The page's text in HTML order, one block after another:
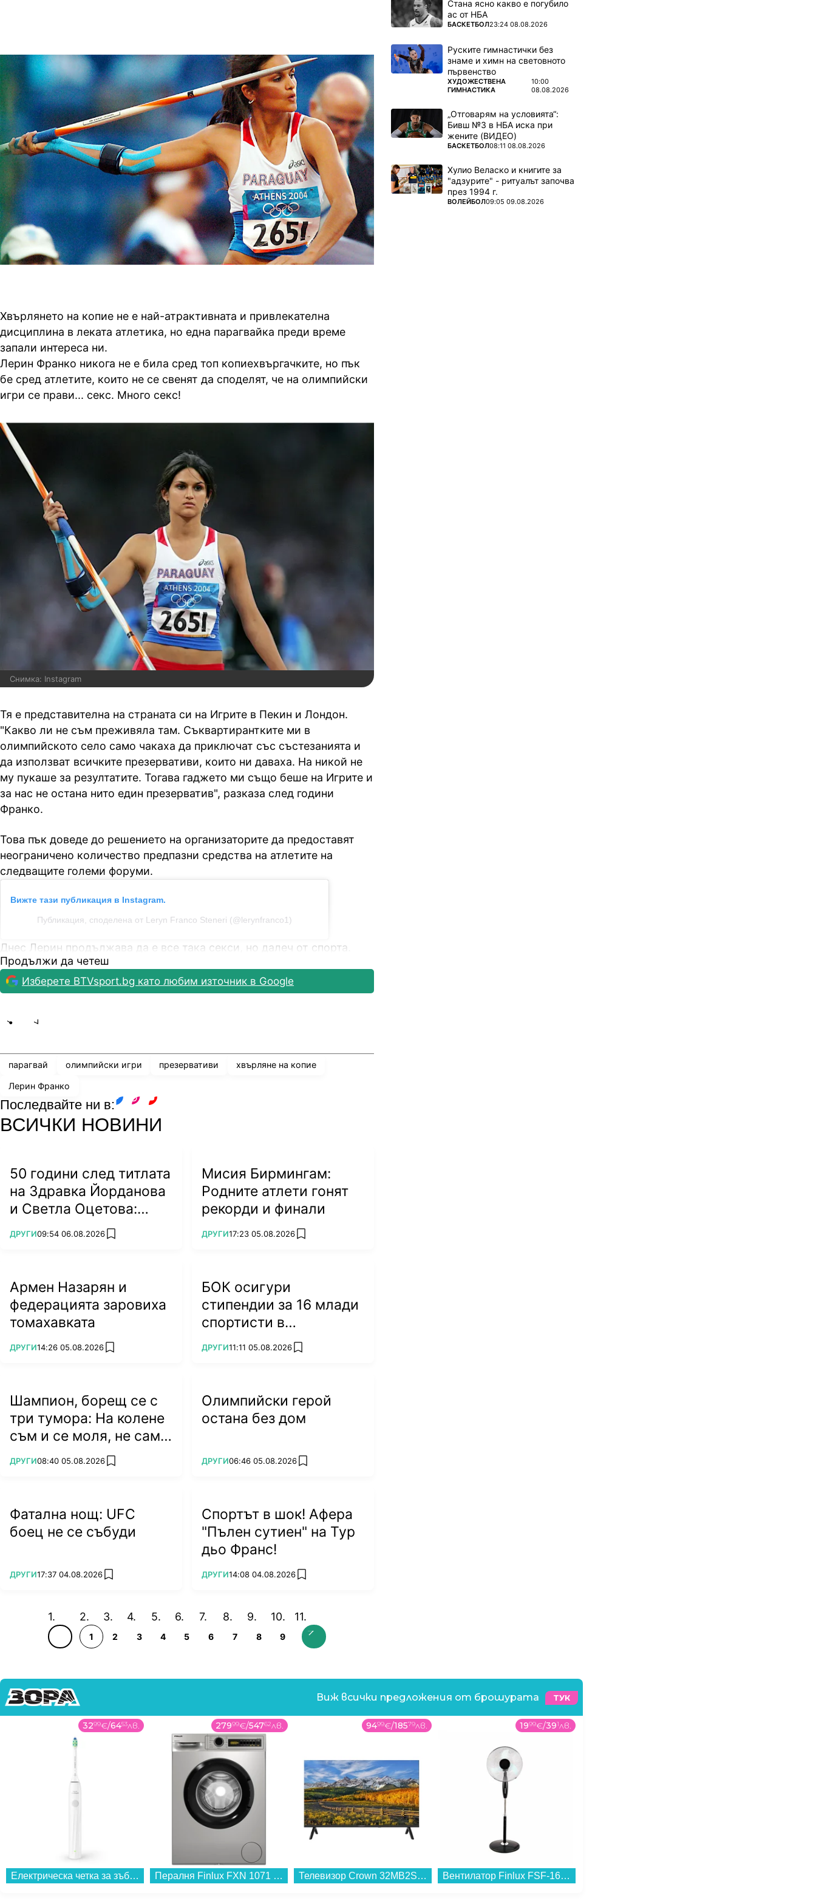
Хвърлянето на копие не е най-атрактивната и привлекателна
дисциплина в леката атлетика, но една парагвайка преди време
запали интереса ни.
Лерин Франко никога не е била сред топ копиехвъргачките, но пък
бе сред атлетите, които не се свенят да споделят, че на олимпийски
игри се прави... секс. Много секс!
Снимка: Instagram
Тя е представителна на страната си на Игрите в Пекин и Лондон.
"Какво ли не съм преживяла там. Съквартирантките ми в
олимпийското село само чакаха да приключат със състезанията и
да използват всичките презервативи, които ни даваха. На никой не
му пукаше за резултатите. Тогава гаджето ми също беше на Игрите и
за нас не остана нито един презерватив", разказа след години
Франко.
Това пък доведе до решението на организаторите да предоставят
неограничено количество предпазни средства на атлетите на
следващите големи форуми.
Вижте тази публикация в Instagram.
Публикация, споделена от Leryn Franco Steneri (@lerynfranco1)
Днес Лерин продължава да е все така секси, но далеч от спорта.
Продължи да четеш
Изберете BTVsport.bg като любим източник в Google
парагвай олимпийски игри презервативи хвърляне на копие
Лерин Франко
Последвайте ни в:
ВСИЧКИ НОВИНИ
50 години след титлата
на Здравка Йорданова
и Светла Оцетова:
България е домакин на
световно!
ПОВЕЧЕ ОТ
ДРУГИ09:54 06.08.2026 add favorites
Мисия Бирмингам:
Родните атлети гонят
рекорди и финали
ПОВЕЧЕ ОТ
ДРУГИ17:23 05.08.2026 add favorites
Армен Назарян и
федерацията заровиха
томахавката
ПОВЕЧЕ ОТ
ДРУГИ14:26 05.08.2026 add favorites
БОК осигури
стипендии за 16 млади
спортисти в
подготовка за Дакар
2026
ПОВЕЧЕ ОТ
ДРУГИ11:11 05.08.2026 add favorites
Шампион, борещ се с
три тумора: На колене
съм и се моля, не само
за живота си...
ПОВЕЧЕ ОТ
ДРУГИ08:40 05.08.2026 add favorites
Олимпийски герой
остана без дом
ПОВЕЧЕ ОТ
ДРУГИ06:46 05.08.2026 add favorites
Фатална нощ: UFC
боец не се събуди
ПОВЕЧЕ ОТ
ДРУГИ17:37 04.08.2026 add favorites
Спортът в шок! Афера
"Пълен сутиен" на Тур
дьо Франс!
ПОВЕЧЕ ОТ
ДРУГИ14:08 04.08.2026 add favorites
1 2 3 4 5 6 7 8 9
Стана ясно какво е погубило
ас от НБА
ПОВЕЧЕ ОТ
БАСКЕТБОЛ23:24 08.08.2026
Руските гимнастички без
знаме и химн на световното
първенство
ПОВЕЧЕ ОТ
ХУДОЖЕСТВЕНА
ГИМНАСТИКА
10:00
08.08.2026
„Отговарям на условията“:
Бивш №3 в НБА иска при
жените (ВИДЕО)
ПОВЕЧЕ ОТ
БАСКЕТБОЛ08:11 08.08.2026
Хулио Веласко и книгите за
"адзурите" - ритуалът започва
през 1994 г.
ПОВЕЧЕ ОТ
ВОЛЕЙБОЛ09:05 09.08.2026
Виж всички предложения от брошурата ТУК
3299€/6453лв.
Електрическа четка за зъби Philips HX4022/01 Sonicare...
27999€/54762лв.
Пералня Finlux FXN 1071 T2 S , 1200 об./мин., 7.00 kg, A , Silver...
9499€/18579лв.
Телевизор Crown 32MB2S2 , 1366x768 HD Ready , 32 inch, 81 см, LED...
1999€/391лв.
Вентилатор Finlux FSF-1645...